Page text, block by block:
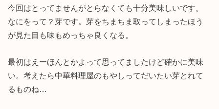
今回はとってませんがとらなくても十分美味しいです。
なにをって？芽です。芽をちまちま取ってしまったほう
が見た目も味もめっちゃ良くなる。
最初はえーほんとかよって思ってましたけど確かに美味
い。考えたら中華料理屋のもやしってだいたい芽とれて
るものね…